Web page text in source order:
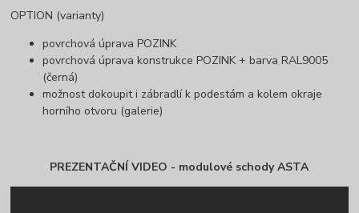
OPTION (varianty)
povrchová úprava POZINK
povrchová úprava konstrukce POZINK + barva RAL9005
(černá)
možnost dokoupit i zábradlí k podestám a kolem okraje
horního otvoru (galerie)
PREZENTAČNÍ VIDEO - modulové schody ASTA